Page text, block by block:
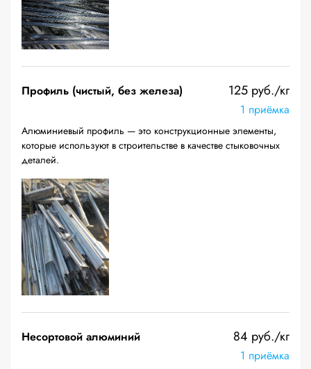
Профиль (чистый, без железа) 125 руб./кг
1 приёмка
Алюминиевый профиль — это конструкционные элементы,
которые используют в строительстве в качестве стыковочных
деталей.
Несортовой алюминий 84 руб./кг
1 приёмка